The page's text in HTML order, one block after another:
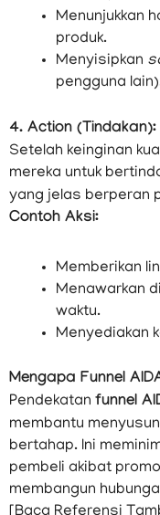
Menunjukkan
produk.
Menyisipkan
pengguna
4. Action
Setelah keinginan
mereka untuk
yang jelas berperan
Contoh Aksi:
Memberikan
Menawarkan
waktu.
Menyediakan
Mengapa Funnel
Pendekatan funnel
membantu
bertahap. Ini
pembeli akibat
membangun